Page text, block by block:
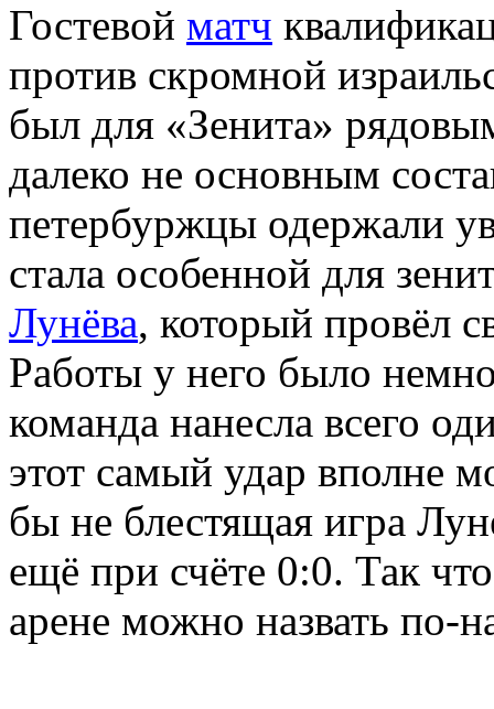
Гостевой матч
против скромной
был для «Зенита»
далеко не основным
петербуржцы одержали
стала особенной для
Лунёва, который провёл
Работы у него было
команда нанесла всего
этот самый удар вполне
бы не блестящая игра
ещё при счёте 0:0. Так
арене можно назвать